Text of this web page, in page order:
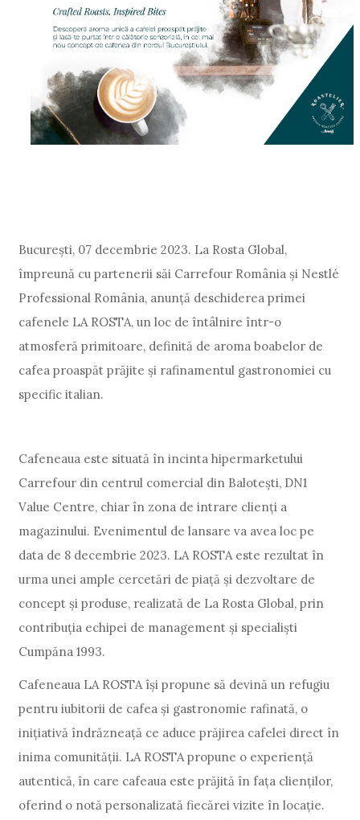
București, 07 decembrie 2023. La Rosta Global,
împreună cu partenerii săi Carrefour România și Nestlé
Professional România, anunță deschiderea primei
cafenele LA ROSTA, un loc de întâlnire într-o
atmosferă primitoare, definită de aroma boabelor de
cafea proaspăt prăjite și rafinamentul gastronomiei cu
specific italian.
Cafeneaua este situată în incinta hipermarketului
Carrefour din centrul comercial din Balotești, DN1
Value Centre, chiar în zona de intrare clienți a
magazinului. Evenimentul de lansare va avea loc pe
data de 8 decembrie 2023. LA ROSTA este rezultat în
urma unei ample cercetări de piață și dezvoltare de
concept și produse, realizată de La Rosta Global, prin
contribuția echipei de management și specialiști
Cumpăna 1993.
Cafeneaua LA ROSTA își propune să devină un refugiu
pentru iubitorii de cafea și gastronomie rafinată, o
inițiativă îndrăzneață ce aduce prăjirea cafelei direct în
inima comunității. LA ROSTA propune o experiență
autentică, în care cafeaua este prăjită în fața clienților,
oferind o notă personalizată fiecărei vizite în locație.